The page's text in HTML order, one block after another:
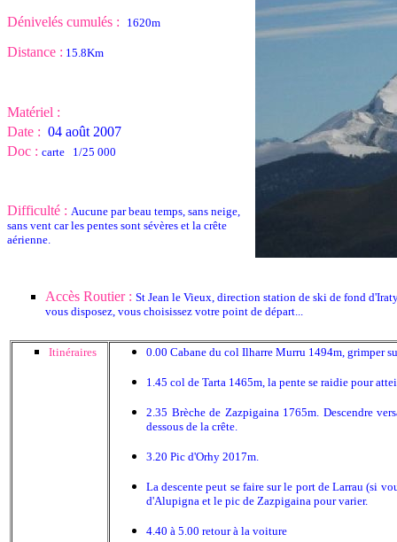
Dénivelés cumulés : 1620m
Distance : 15.8Km
Matériel :
Date : 04 août 2007
Doc : carte 1/25 000
Difficulté : Aucune par beau temps, sans neige,
sans vent car les pentes sont sévères et la crête
aérienne.
Accès Routier : St Jean le Vieux, direction station de ski de fond
vous disposez, vous choisissez votre point de départ...
Itinéraires 0.00 Cabane du col Ilharre Murru 1494m, grimper
1.45 col de Tarta 1465m, la pente se raidie pour
2.35 Brèche de Zazpigaina 1765m. Descendre
dessous de la crête.
3.20 Pic d'Orhy 2017m.
La descente peut se faire sur le port de Larrau (si
d'Alupigna et le pic de Zazpigaina pour varier.
4.40 à 5.00 retour à la voiture